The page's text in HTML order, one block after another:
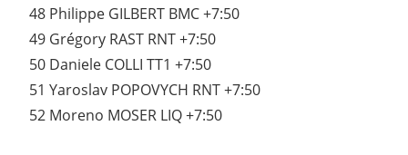
48 Philippe GILBERT BMC +7:50
49 Grégory RAST RNT +7:50
50 Daniele COLLI TT1 +7:50
51 Yaroslav POPOVYCH RNT +7:50
52 Moreno MOSER LIQ +7:50